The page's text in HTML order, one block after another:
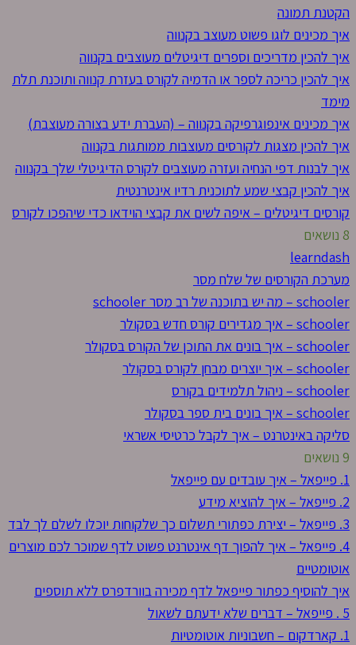
הקטנת תמונה
איך מכינים לוגו פשוט מעוצב בקנווה
איך להכין מדריכים וספרים דיגיטלים מעוצבים בקנווה
איך להכין כריכה לספר או הדמיה לקורס בעזרת קנווה ותוכנת תלת
מימד
איך מכינים אינפוגרפיקה בקנווה – (העברת ידע בצורה מעוצבת)
איך להכין מצגות לקורסים מעוצבות ממותגות בקנווה
איך לבנות דפי הנחיה ועזרה מעוצבים לקורס הדיגיטלי שלך בקנווה
איך להכין קבצי שמע לתוכנית רדיו אינטרנטית
קורסים דיגיטלים – איפה לשים את קבצי הוידאו כדי שיהפכו לקורס
8 נושאים
learndash
מערכת הקורסים של שלח מסר
schooler – מה יש בתוכנה של רב מסר schooler
schooler – איך מגדירים קורס חדש בסקולר
schooler – איך בונים את התוכן של הקורס בסקולר
schooler – איך יוצרים מבחן לקורס בסקולר
schooler – ניהול תלמידים בקורס
schooler – איך בונים בית ספר בסקולר
סליקה באינטרנט – איך לקבל כרטיסי אשראי
9 נושאים
1. פייפאל – איך עובדים עם פייפאל
2. פייפאל – איך להוציא מידע
3. פייפאל – יצירת כפתורי תשלום כך שלקוחות יוכלו לשלם לך לבד
4. פייפאל – איך להפוך דף אינטרנט פשוט לדף שמוכר לכם מוצרים
אוטומטיים
איך להוסיף כפתור פייפאל לדף מכירה בוורדפרס ללא תוספים
5 . פייפאל – דברים שלא ידעתם לשאול
1. קארדקום – חשבוניות אוטומטיות